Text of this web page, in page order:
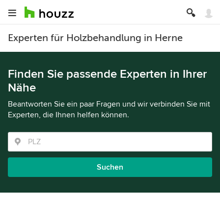
Experten für Holzbehandlung in Herne
Finden Sie passende Experten in Ihrer
Nähe
Beantworten Sie ein paar Fragen und wir verbinden Sie mit
Experten, die Ihnen helfen können.
Suchen